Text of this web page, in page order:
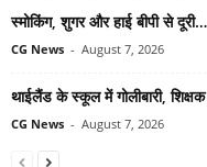
स्मोकिंग, शुगर और हाई बीपी से
CG News - August 7, 2026
थाईलैंड के स्कूल में गोलीबारी,
CG News - August 7, 2026